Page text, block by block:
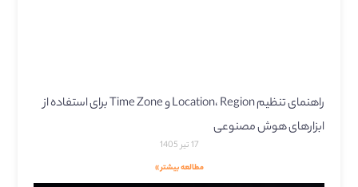
راهنمای تنظیم Location، Region و Time Zone برای استفاده از
ابزارهای هوش مصنوعی
17 تیر 1405
مطالعه بیشتر »